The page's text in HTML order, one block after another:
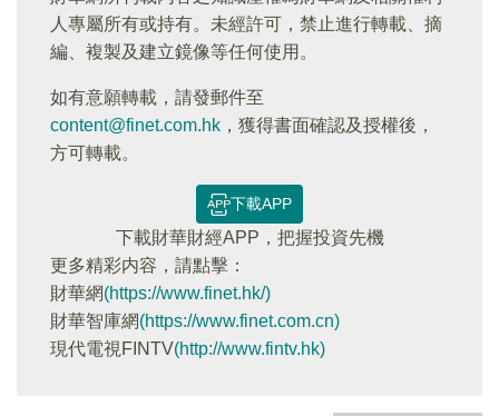
人專屬所有或持有。未經許可，禁止進行轉載、摘
編、複製及建立鏡像等任何使用。
如有意願轉載，請發郵件至
content@finet.com.hk ，獲得書面確認及授權後，
方可轉載。
下載APP
下載財華財經APP，把握投資先機
更多精彩内容，請點擊：
財華網(https://www.finet.hk/)
財華智庫網(https://www.finet.com.cn)
現代電視FINTV(http://www.fintv.hk)